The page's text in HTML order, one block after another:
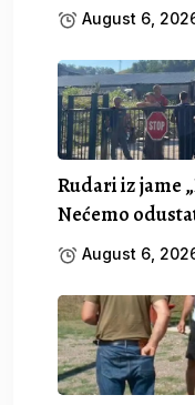
August 6,
Rudari iz jame
Nećemo
August 6,